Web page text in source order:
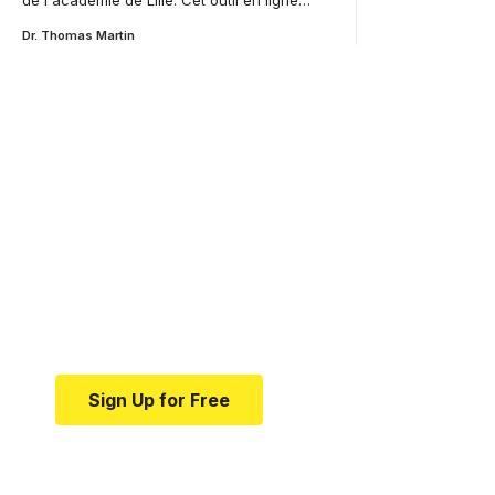
Dr. Thomas Martin
Sign Up for Free